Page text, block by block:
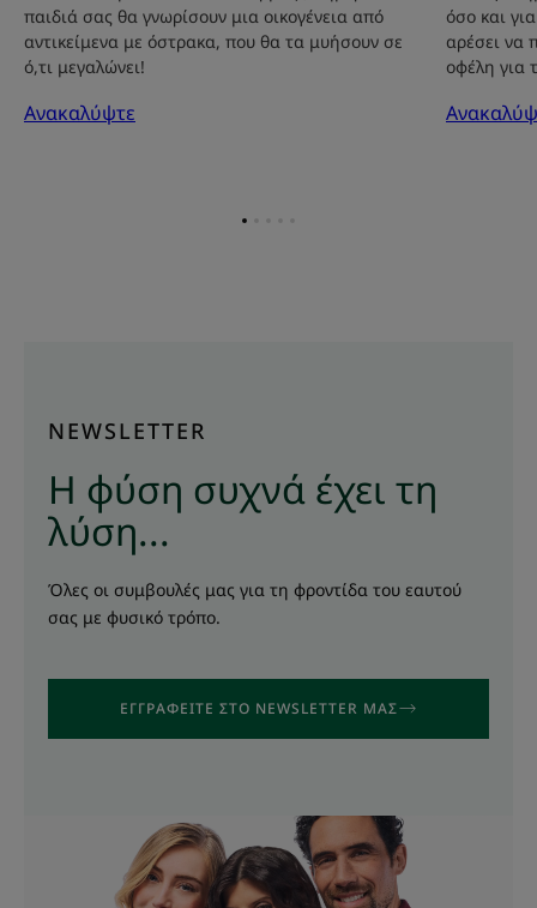
παιδιά σας θα γνωρίσουν μια οικογένεια από
αντικείμενα με όστρακα, που θα τα μυήσουν σε
ό,τι μεγαλώνει!
Ανακαλύψτε
όσο και
αρέσει να
οφέλη για
Go
NEWSLETTER
Η φύση συχνά έχει τη
λύση...
Όλες οι συμβουλές μας για τη φροντίδα του εαυτού
σας με φυσικό τρόπο.
ΕΓΓΡΑΦΕΊΤΕ ΣΤΟ NEWSLETTER ΜΑΣ